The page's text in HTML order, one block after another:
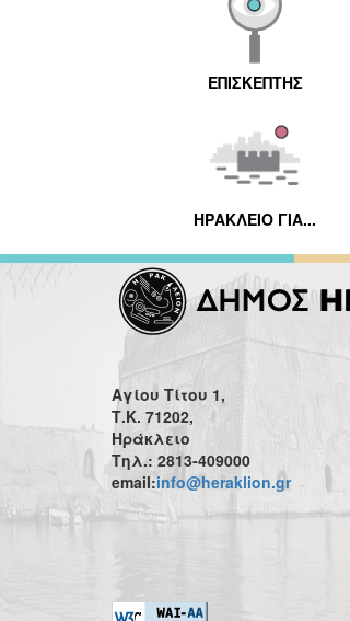
ΕΠΙΣΚΕΠΤΗΣ
ΗΡΑΚΛΕΙΟ ΓΙΑ...
Αγίου Τίτου 1,
Τ.Κ. 71202,
Ηράκλειο
Τηλ.: 2813-409000
email:info@heraklion.gr